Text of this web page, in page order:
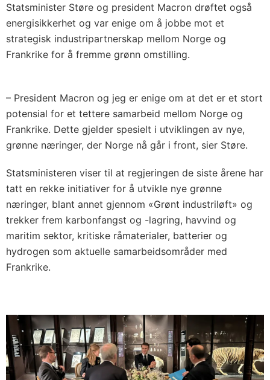
Statsminister Støre og president Macron drøftet også
energisikkerhet og var enige om å jobbe mot et
strategisk industripartnerskap mellom Norge og
Frankrike for å fremme grønn omstilling.
– President Macron og jeg er enige om at det er et stort
potensial for et tettere samarbeid mellom Norge og
Frankrike. Dette gjelder spesielt i utviklingen av nye,
grønne næringer, der Norge nå går i front, sier Støre.
Statsministeren viser til at regjeringen de siste årene har
tatt en rekke initiativer for å utvikle nye grønne
næringer, blant annet gjennom «Grønt industriløft» og
trekker frem karbonfangst og -lagring, havvind og
maritim sektor, kritiske råmaterialer, batterier og
hydrogen som aktuelle samarbeidsområder med
Frankrike.